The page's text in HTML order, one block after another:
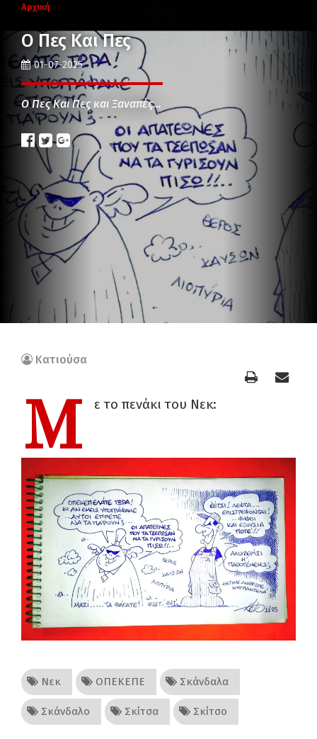
Αρχική
Ο Πες Και Πες
01-07-2025
Ο Πες Και Πες και Ξαναπές…
Κατιούσα
Μ ε το πενάκι του Νεκ:
Νεκ ΟΠΕΚΕΠΕ Σκάνδαλα
Σκάνδαλο Σκίτσα Σκίτσο